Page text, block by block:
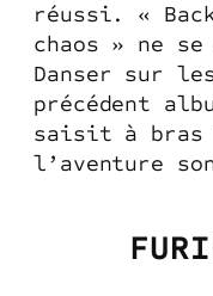
réussi. «
chaos » ne
Danser sur
précédent
saisit à bras
l’aventure